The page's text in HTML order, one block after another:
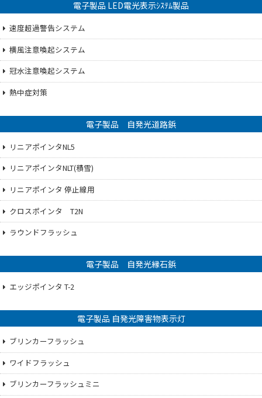
電子製品 LED電光表示ｼｽﾃﾑ製品
速度超過警告システム
横風注意喚起システム
冠水注意喚起システム
熱中症対策
電子製品 自発光道路鋲
リニアポインタNL5
リニアポインタNLT(積雪)
リニアポインタ 停止線用
クロスポインタ T2N
ラウンドフラッシュ
電子製品 自発光縁石鋲
エッジポインタ T-2
電子製品 自発光障害物表示灯
ブリンカーフラッシュ
ワイドフラッシュ
ブリンカーフラッシュミニ